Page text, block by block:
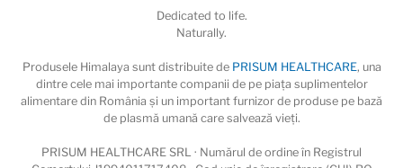
Dedicated to life.
Naturally.
Produsele Himalaya sunt distribuite de PRISUM HEALTHCARE, una
dintre cele mai importante companii de pe piaţa suplimentelor
alimentare din România și un important furnizor de produse pe bază
de plasmă umană care salvează vieţi.
PRISUM HEALTHCARE SRL · Numărul de ordine în Registrul